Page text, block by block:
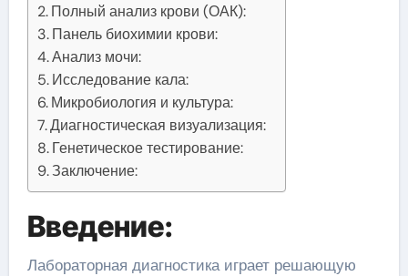
Полный анализ крови (ОАК):
Панель биохимии крови:
Анализ мочи:
Исследование кала:
Микробиология и культура:
Диагностическая визуализация:
Генетическое тестирование:
Заключение:
Введение:
Лабораторная диагностика играет решающую